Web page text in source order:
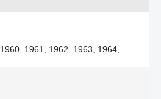
1961, 1962, 1963, 1964,